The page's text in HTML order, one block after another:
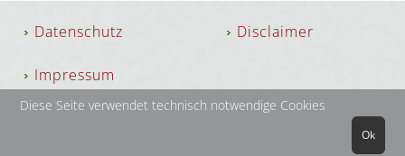
Datenschutz Disclaimer
Impressum
Diese Seite verwendet technisch notwendige Cookies
Ok